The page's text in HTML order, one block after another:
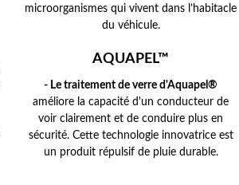
microorganismes qui vivent dans l’habitacle
du véhicule.
AQUAPEL™
- Le traitement de verre d'Aquapel®
améliore la capacité d'un conducteur de
voir clairement et de conduire plus en
sécurité. Cette technologie innovatrice est
un produit répulsif de pluie durable.